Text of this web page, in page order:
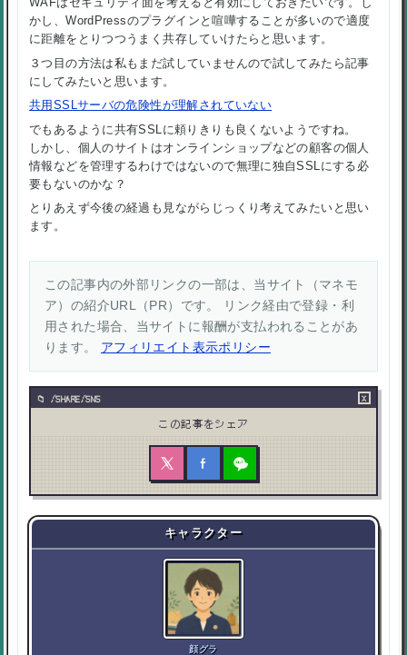
かし、WordPressのプラグインと喧嘩することが多いので適度
に距離をとりつつうまく共存していけたらと思います。
３つ目の方法は私もまだ試していませんので試してみたら記事
にしてみたいと思います。
共用SSLサーバの危険性が理解されていない
でもあるように共有SSLに頼りきりも良くないようですね。
しかし、個人のサイトはオンラインショップなどの顧客の個人
情報などを管理するわけではないので無理に独自SSLにする必
要もないのかな？
とりあえず今後の経過も見ながらじっくり考えてみたいと思い
ます。
この記事内の外部リンクの一部は、当サイト（マネモ
ア）の紹介URL（PR）です。 リンク経由で登録・利
用された場合、当サイトに報酬が支払われることがあ
ります。 アフィリエイト表示ポリシー
/SHARE/SNS ×
この記事をシェア
キャラクター
顔グラ